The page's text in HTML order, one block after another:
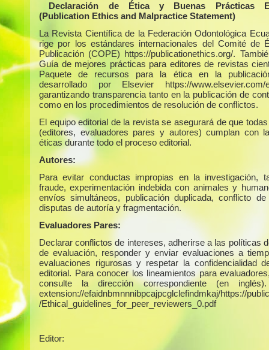
Declaración de Ética y Buenas Prácticas
(Publication Ethics and Malpractice Statement)
La Revista Científica de la Federación Odontológica
rige por los estándares internacionales del Comité de
Publicación (COPE) https://publicationethics.org/.
Guía de mejores prácticas para editores de revistas
Paquete de recursos para la ética en la
desarrollado por Elsevier https://www.elsevier.com/
garantizando transparencia tanto en la publicación de
como en los procedimientos de resolución de conflictos.
El equipo editorial de la revista se asegurará de que
(editores, evaluadores pares y autores) cumplan con
éticas durante todo el proceso editorial.
Autores:
Para evitar conductas impropias en la investigación,
fraude, experimentación indebida con animales y
envíos simultáneos, publicación duplicada, conflicto de
disputas de autoría y fragmentación.
Evaluadores Pares:
Declarar conflictos de intereses, adherirse a las políticas
de evaluación, responder y enviar evaluaciones a
evaluaciones rigurosas y respetar la confidencialidad
editorial. Para conocer los lineamientos para
consulte la dirección correspondiente (en
extension://efaidnbmnnnibpcajpcglclefindmkaj/https://
/Ethical_guidelines_for_peer_reviewers_0.pdf
Editor: